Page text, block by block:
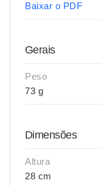
Baixar o PDF
Gerais
Peso
73 g
Dimensões
Altura
28 cm